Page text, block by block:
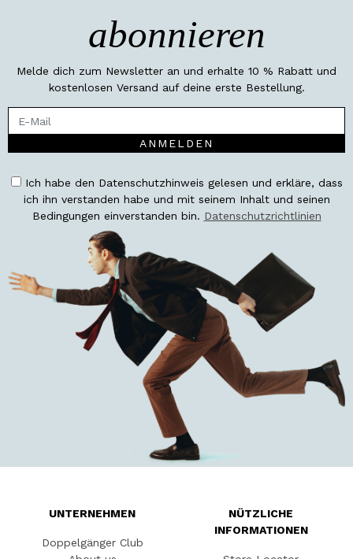
abonnieren
Melde dich zum Newsletter an und erhalte 10 % Rabatt und
kostenlosen Versand auf deine erste Bestellung.
ANMELDEN
Ich habe den Datenschutzhinweis gelesen und erkläre, dass
ich ihn verstanden habe und mit seinem Inhalt und seinen
Bedingungen einverstanden bin. Datenschutzrichtlinien
UNTERNEHMEN
Doppelgänger Club
NÜTZLICHE
INFORMATIONEN